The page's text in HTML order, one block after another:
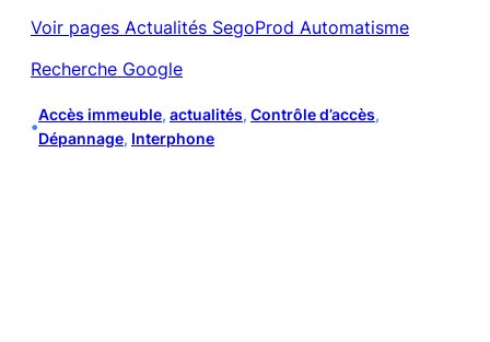
Voir pages Actualités SegoProd Automatisme
Recherche Google
•
Accès immeuble, actualités, Contrôle d’accès
Dépannage, Interphone